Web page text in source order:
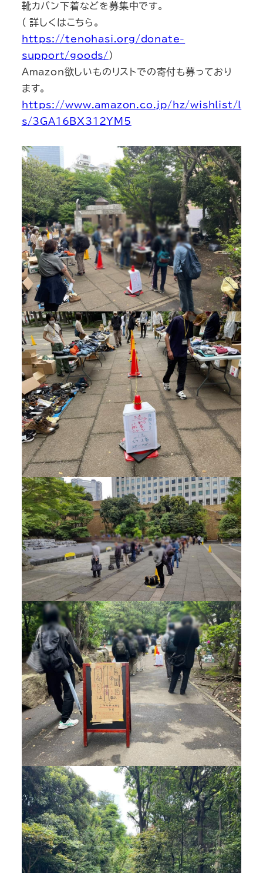
靴カバン下着などを募集中です。
( 詳しくはこちら。
https://tenohasi.org/donate-
support/goods/ )
Amazon欲しいものリストでの寄付も募っており
ます。
https://www.amazon.co.jp/hz/wishlist/l
s/3GA16BX312YM5